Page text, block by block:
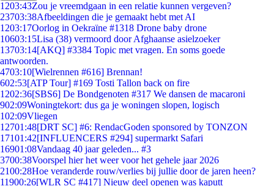
1203:43Zou je vreemdgaan in een relatie kunnen vergeven?
23703:38Afbeeldingen die je gemaakt hebt met AI
1203:17Oorlog in Oekraïne #1318 Drone baby drone
10603:15Lisa (38) vermoord door Afghaanse asielzoeker
13703:14[AKQ] #3384 Topic met vragen. En soms goede
antwoorden.
4703:10[Wielrennen #616] Brennan!
602:53[ATP Tour] #169 Tosti Tallon back on fire
1202:36[SBS6] De Bondgenoten #317 We dansen de macaroni
902:09Woningtekort: dus ga je woningen slopen, logisch
102:09Vliegen
12701:48[DRT SC] #6: RendacGoden sponsored by TONZON
17101:42[INFLUENCERS #294] supermarkt Safari
16901:08Vandaag 40 jaar geleden... #3
3700:38Voorspel hier het weer voor het gehele jaar 2026
2100:28Hoe veranderde rouw/verlies bij jullie door de jaren heen?
11900:26[WLR SC #417] Nieuw deel openen was kaputt